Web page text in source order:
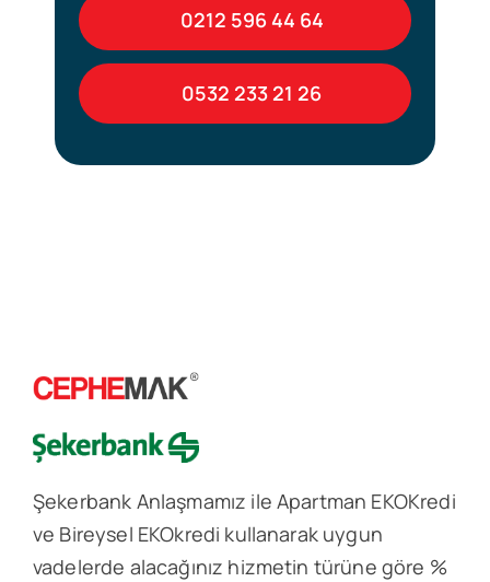
0212 596 44 64
0532 233 21 26
Şekerbank Anlaşmamız ile Apartman EKOKredi
ve Bireysel EKOkredi kullanarak uygun
vadelerde alacağınız hizmetin türüne göre %